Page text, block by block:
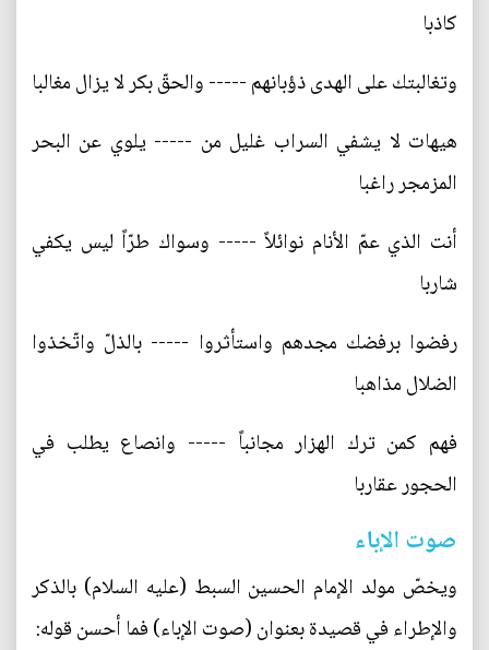
كاذبا
وتغالبتك على الهدى ذؤبانهم ----- والحقّ بكر لا يزال مغالبا
هيهات لا يشفي السراب غليل من ----- يلوي عن البحر
المزمجر راغبا
أنت الذي عمّ الأنام نوائلاً ----- وسواك طرّاً ليس يكفي
شاربا
رفضوا برفضك مجدهم واستأثروا ----- بالذلّ واتّخذوا
الضلال مذاهبا
فهم كمن ترك الهزار مجانباً ----- وانصاع يطلب في
الحجور عقاربا
صوت الإباء
ويخصّ مولد الإمام الحسين السبط (عليه السلام) بالذكر
والإطراء في قصيدة بعنوان (صوت الإباء) فما أحسن قوله: